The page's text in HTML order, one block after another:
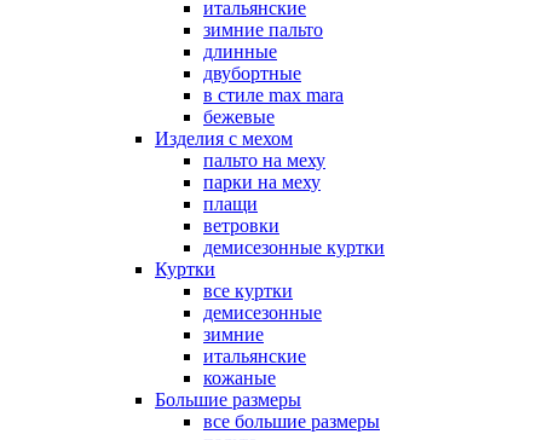
итальянские
зимние пальто
длинные
двубортные
в стиле max mara
бежевые
Изделия с мехом
пальто на меху
парки на меху
плащи
ветровки
демисезонные куртки
Куртки
все куртки
демисезонные
зимние
итальянские
кожаные
Большие размеры
все большие размеры